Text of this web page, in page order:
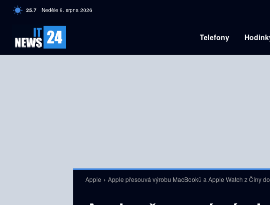
25.7 C Czech
Neděle 9. srpna 2026
Telefony
Apple Apple přesouvá výrobu MacBooků a Apple Watch z Číny